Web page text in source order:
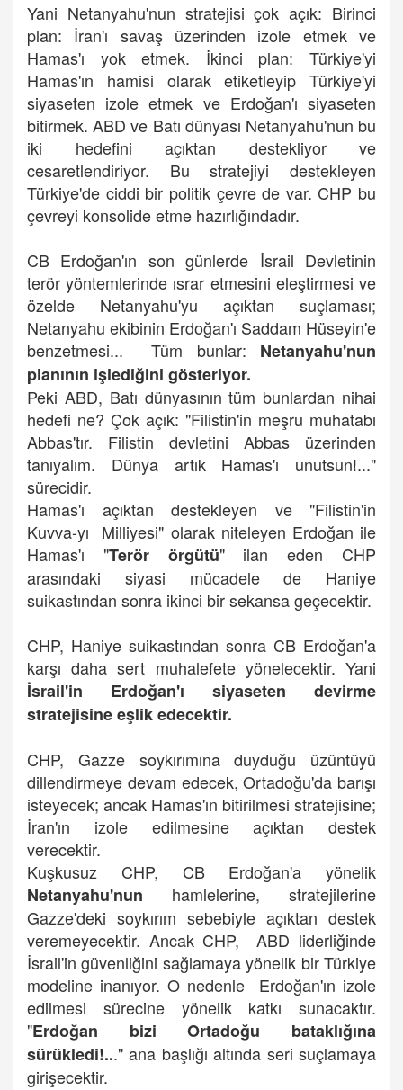
Yani Netanyahu'nun stratejisi çok açık: Birinci
plan: İran'ı savaş üzerinden izole etmek ve
Hamas'ı yok etmek. İkinci plan: Türkiye'yi
Hamas'ın hamisi olarak etiketleyip Türkiye'yi
siyaseten izole etmek ve Erdoğan'ı siyaseten
bitirmek. ABD ve Batı dünyası Netanyahu'nun bu
iki hedefini açıktan destekliyor ve
cesaretlendiriyor. Bu stratejiyi destekleyen
Türkiye'de ciddi bir politik çevre de var. CHP bu
çevreyi konsolide etme hazırlığındadır.
CB Erdoğan'ın son günlerde İsrail Devletinin
terör yöntemlerinde ısrar etmesini eleştirmesi ve
özelde Netanyahu'yu açıktan suçlaması;
Netanyahu ekibinin Erdoğan'ı Saddam Hüseyin'e
benzetmesi... Tüm bunlar: Netanyahu'nun
planının işlediğini gösteriyor.
Peki ABD, Batı dünyasının tüm bunlardan nihai
hedefi ne? Çok açık: "Filistin'in meşru muhatabı
Abbas'tır. Filistin devletini Abbas üzerinden
tanıyalım. Dünya artık Hamas'ı unutsun!..."
sürecidir.
Hamas'ı açıktan destekleyen ve "Filistin'in
Kuvva-yı Milliyesi" olarak niteleyen Erdoğan ile
Hamas'ı "Terör örgütü" ilan eden CHP
arasındaki siyasi mücadele de Haniye
suikastından sonra ikinci bir sekansa geçecektir.
CHP, Haniye suikastından sonra CB Erdoğan'a
karşı daha sert muhalefete yönelecektir. Yani
İsrail'in Erdoğan'ı siyaseten devirme
stratejisine eşlik edecektir.
CHP, Gazze soykırımına duyduğu üzüntüyü
dillendirmeye devam edecek, Ortadoğu'da barışı
isteyecek; ancak Hamas'ın bitirilmesi stratejisine;
İran'ın izole edilmesine açıktan destek
verecektir.
Kuşkusuz CHP, CB Erdoğan'a yönelik
Netanyahu'nun hamlelerine, stratejilerine
Gazze'deki soykırım sebebiyle açıktan destek
veremeyecektir. Ancak CHP, ABD liderliğinde
İsrail'in güvenliğini sağlamaya yönelik bir Türkiye
modeline inanıyor. O nedenle Erdoğan'ın izole
edilmesi sürecine yönelik katkı sunacaktır.
"Erdoğan bizi Ortadoğu bataklığına
sürükledi!..." ana başlığı altında seri suçlamaya
girişecektir.